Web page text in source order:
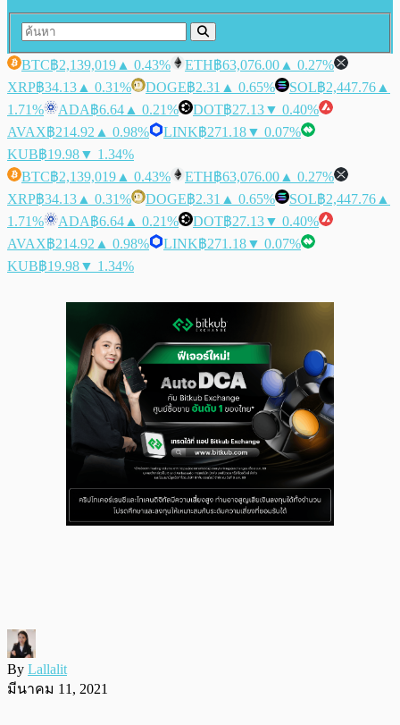
BTC฿2,139,019 ▲ 0.43% ETH฿63,076.00 ▲ 0.27%
XRP฿34.13 ▲ 0.31% DOGE฿2.31 ▲ 0.65% SOL฿2,447.76 ▲
1.71%
ADA฿6.64 ▲ 0.21% DOT฿27.13▼ 0.40%
AVAX฿214.92 ▲ 0.98% LINK฿271.18▼ 0.07%
KUB฿19.98▼ 1.34%
BTC฿2,139,019 ▲ 0.43% ETH฿63,076.00 ▲ 0.27%
XRP฿34.13 ▲ 0.31% DOGE฿2.31 ▲ 0.65% SOL฿2,447.76 ▲
1.71%
ADA฿6.64 ▲ 0.21% DOT฿27.13▼ 0.40%
AVAX฿214.92 ▲ 0.98% LINK฿271.18▼ 0.07%
KUB฿19.98▼ 1.34%
By Lallalit
มีนาคม 11, 2021